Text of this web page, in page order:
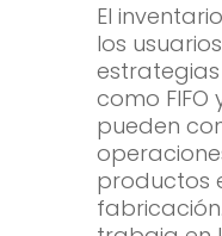
El
los
como FIFO
pueden
productos